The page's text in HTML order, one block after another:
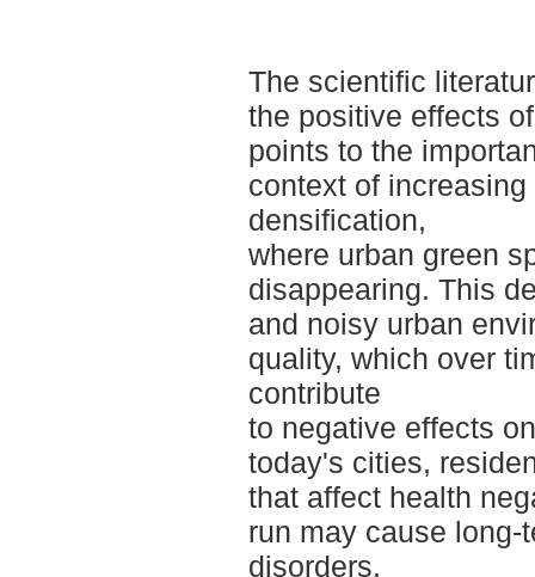
The scientific
the positive effects
points to the
context of
densification,
where urban green
disappearing. This
and noisy urban
quality, which over
contribute
to negative effects
today's cities,
that affect health
run may cause
disorders,